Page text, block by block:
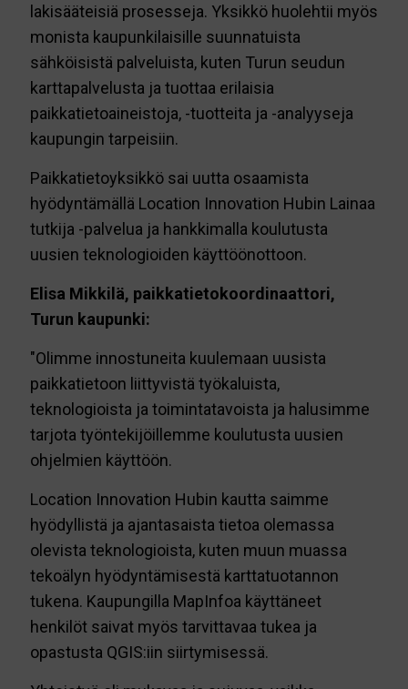
lakisääteisiä prosesseja. Yksikkö huolehtii myös
monista kaupunkilaisille suunnatuista
sähköisistä palveluista, kuten Turun seudun
karttapalvelusta ja tuottaa erilaisia
paikkatietoaineistoja, -tuotteita ja -analyyseja
kaupungin tarpeisiin.
Paikkatietoyksikkö sai uutta osaamista
hyödyntämällä Location Innovation Hubin Lainaa
tutkija -palvelua ja hankkimalla koulutusta
uusien teknologioiden käyttöönottoon.
Elisa Mikkilä, paikkatietokoordinaattori,
Turun kaupunki:
"Olimme innostuneita kuulemaan uusista
paikkatietoon liittyvistä työkaluista,
teknologioista ja toimintatavoista ja halusimme
tarjota työntekijöillemme koulutusta uusien
ohjelmien käyttöön.
Location Innovation Hubin kautta saimme
hyödyllistä ja ajantasaista tietoa olemassa
olevista teknologioista, kuten muun muassa
tekoälyn hyödyntämisestä karttatuotannon
tukena. Kaupungilla MapInfoa käyttäneet
henkilöt saivat myös tarvittavaa tukea ja
opastusta QGIS:iin siirtymisessä.